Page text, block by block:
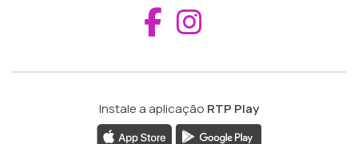
Aceder ao
Instale a aplicação RTP Play